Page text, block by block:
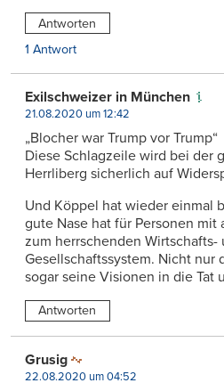
Antworten
1 Antwort
Exilschweizer in München
21.08.2020 um 12:42
„Blocher war Trump vor Trump“
Diese Schlagzeile wird bei der
Herrliberg sicherlich auf
Und Köppel hat wieder einmal
gute Nase hat für Personen
zum herrschenden Wirtschafts-
Gesellschaftssystem. Nicht nur
sogar seine Visionen in die Tat
Antworten
Grusig
22.08.2020 um 04:52